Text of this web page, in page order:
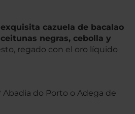
exquisita cazuela de bacalao
negras, cebolla y
regado con el oro líquido
Abadia do Porto o Adega de